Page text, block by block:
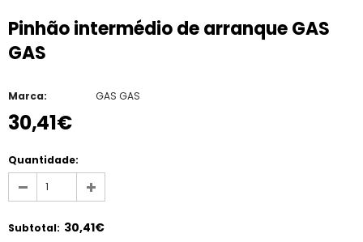
Pinhão intermédio de arranque GAS
GAS
Marca: GAS GAS
30,41€
Quantidade:
Subtotal: 30,41€